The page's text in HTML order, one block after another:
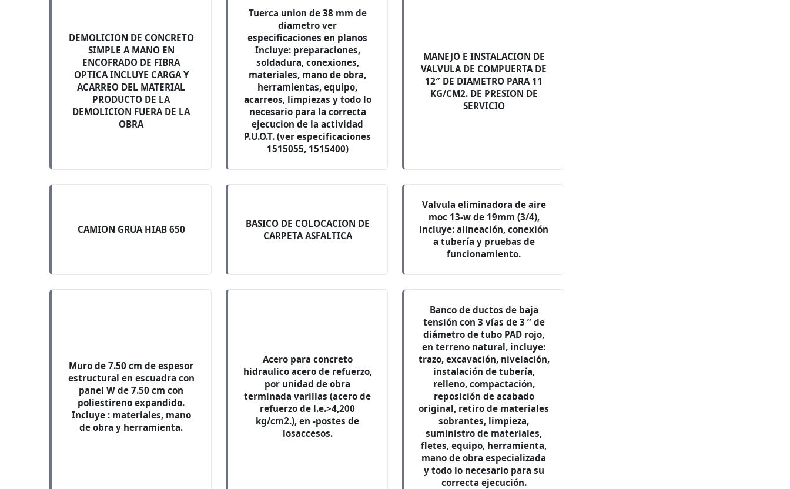
DEMOLICION DE CONCRETO
SIMPLE A MANO EN
ENCOFRADO DE FIBRA
OPTICA INCLUYE CARGA Y
ACARREO DEL MATERIAL
PRODUCTO DE LA
DEMOLICION FUERA DE LA
OBRA
Tuerca union de 38 mm de
diametro ver
especificaciones en planos
Incluye: preparaciones,
soldadura, conexiones,
materiales, mano de obra,
herramientas, equipo,
acarreos, limpiezas y todo lo
necesario para la correcta
ejecucion de la actividad
P.U.O.T. (ver especificaciones
1515055, 1515400)
MANEJO E INSTALACION DE
VALVULA DE COMPUERTA DE
12″ DE DIAMETRO PARA 11
KG/CM2. DE PRESION DE
SERVICIO
CAMION GRUA HIAB 650
BASICO DE COLOCACION DE
CARPETA ASFALTICA
Valvula eliminadora de aire
moc 13-w de 19mm (3/4),
incluye: alineación, conexión
a tubería y pruebas de
funcionamiento.
Muro de 7.50 cm de espesor
estructural en escuadra con
panel W de 7.50 cm con
poliestireno expandido.
Incluye : materiales, mano
de obra y herramienta.
Acero para concreto
hidraulico acero de refuerzo,
por unidad de obra
terminada varillas (acero de
refuerzo de l.e.>4,200
kg/cm2.), en -postes de
losaccesos.
Banco de ductos de baja
tensión con 3 vías de 3 ” de
diámetro de tubo PAD rojo,
en terreno natural, incluye:
trazo, excavación, nivelación,
instalación de tubería,
relleno, compactación,
reposición de acabado
original, retiro de materiales
sobrantes, limpieza,
suministro de materiales,
fletes, equipo, herramienta,
mano de obra especializada
y todo lo necesario para su
correcta ejecución.